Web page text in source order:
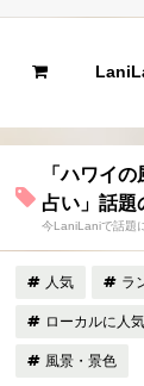
「ハワイ
占い」話題
今LaniLaniで話題
人気 ラ
ローカルに人気
風景・景色